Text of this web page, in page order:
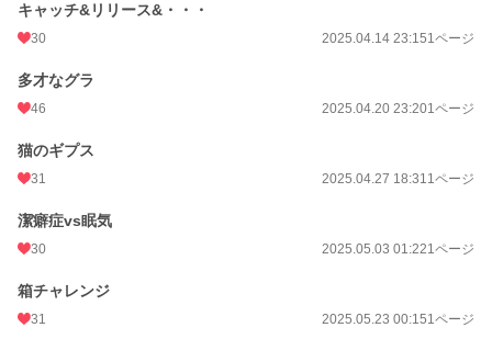
キャッチ&リリース&・・・
30 2025.04.14 23:151ページ
多才なグラ
46 2025.04.20 23:201ページ
猫のギプス
31 2025.04.27 18:311ページ
潔癖症vs眠気
30 2025.05.03 01:221ページ
箱チャレンジ
31 2025.05.23 00:151ページ